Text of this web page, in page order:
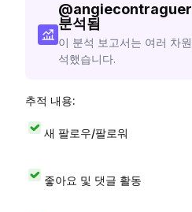
@
분석됨
이 분석 보고서는 여러 차
석했습니다.
추적 내용:
새 팔로우/팔로워
좋아요 및 댓글 활동